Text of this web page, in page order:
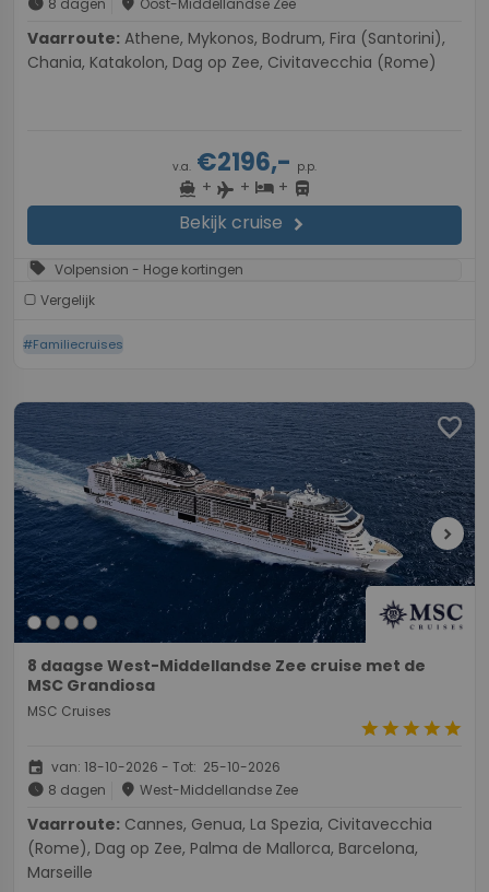
schedule 8 dagen place Oost-Middellandse Zee
Vaarroute:
Chania, Katakolon, Dag op Zee, Civitavecchia (Rome)
v.a. €2196,- p.p.
directions_boat + flight + hotel+ directions_bus
Bekijk cruise chevron_right
sell Volpension - Hoge kortingen
Vergelijk
#Familiecruises
favorite
chevron_right
8 daagse West-Middellandse Zee cruise met de
MSC Grandiosa
MSC Cruises
starstarstarstarstar
event van: 18-10-2026 - Tot: 25-10-2026
schedule 8 dagen place West-Middellandse Zee
Vaarroute:
(Rome), Dag op Zee, Palma de Mallorca, Barcelona,
Marseille